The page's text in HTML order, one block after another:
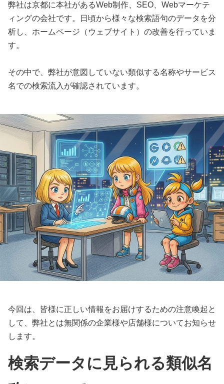
弊社は京都に本社があるWeb制作、SEO、Webマーケテ
ィングの会社です。日頃から様々な検索語句のデータを分
析し、ホームページ（ウェブサイト）の改善を行っていま
す。
その中で、弊社が意図していない類似する名称やサービス
名での検索流入が確認されています。
今回は、皆様に正しい情報をお届けするための注意喚起と
して、弊社とは無関係の企業様や店舗様についてお知らせ
します。
検索データに見られる類似名